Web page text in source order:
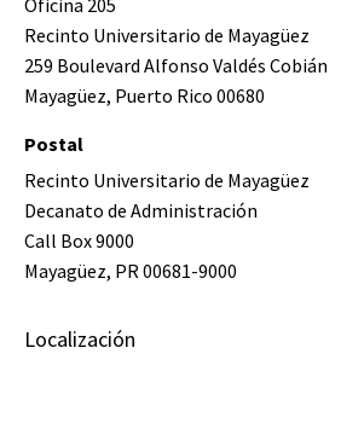
Oficina 205
Recinto Universitario de Mayagüez
259 Boulevard Alfonso Valdés Cobián
Mayagüez, Puerto Rico 00680
Postal
Recinto Universitario de Mayagüez
Decanato de Administración
Call Box 9000
Mayagüez, PR 00681-9000
Localización